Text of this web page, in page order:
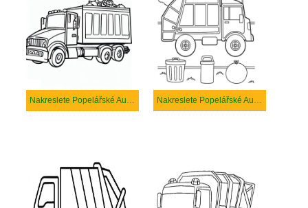
Nakreslete Popelářské Auto základní Nakreslete Popelářské Auto zdarma pro děti